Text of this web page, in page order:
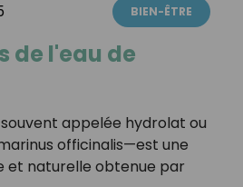
BIEN-ÊTRE
de l'eau de
appelée hydrolat ou
officinalis—est une
et naturelle obtenue par